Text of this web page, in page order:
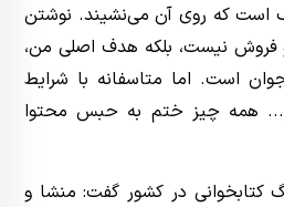
است که روی آن می‌نشیند. نوشتن
نیست، بلکه هدف اصلی من،
است. اما متاسفانه با شرایط
و... همه چیز ختم به حبس محتوا
کتابخوانی در کشور گفت: منشا و